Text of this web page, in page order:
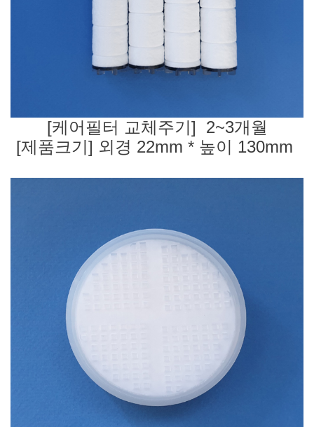
[케어필터 교체주기] 2~3개월
[제품크기] 외경 22mm * 높이 130mm